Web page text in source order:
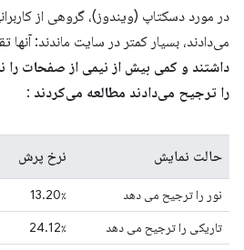
در مورد دسکتاپ (ویندوز)، گروهی از
می‌دادند، بسیار کمتر در سایت ماندند: آنها
داشتند و کمی بیش از نیمی از صفحات را
را ترجیح می‌دادند مطالعه می‌کردند :
حالت نمایش نرخ پرش
نور را ترجیح می دهد 13.20٪
تاریکی را ترجیح می دهد
24.12٪